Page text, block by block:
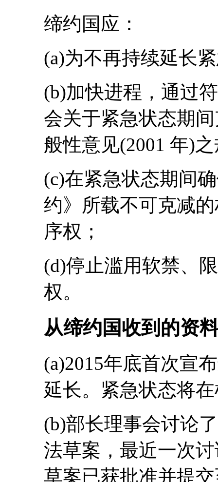
缔约国应：
(a)为不再持续延长
(b)加快进程，通过
会关于紧急状态期
般性意见(2001 年)
(c)在紧急状态期间
约》所载不可克减
序权；
(d)停止滥用软禁、
权。
从缔约国收到的资
(a)2015年底首次宣
延长。紧急状态将
(b)部长理事会讨论
法草案，最近一次
草案已获批准并提